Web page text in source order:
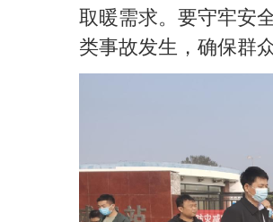
取暖需求。要守牢安
类事故发生，确保群